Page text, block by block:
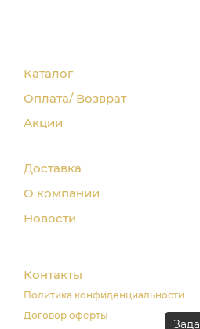
Каталог
Оплата/ Возврат
Акции
Доставка
О компании
Новости
Контакты
Политика конфиденциальности
Договор оферты